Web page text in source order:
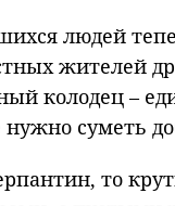
людей
жителей
колодец –
суметь
то